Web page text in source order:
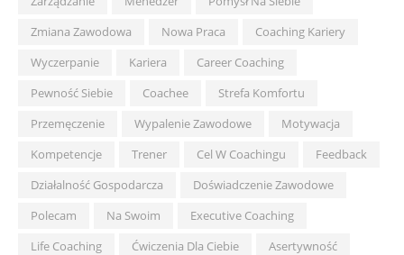
Zmiana Zawodowa
Nowa Praca
Coaching Kariery
Wyczerpanie
Kariera
Career Coaching
Pewność Siebie
Coachee
Strefa Komfortu
Przemęczenie
Wypalenie Zawodowe
Motywacja
Kompetencje
Trener Cel W Coachingu
Feedback
Działalność Gospodarcza
Doświadczenie Zawodowe
Polecam
Na Swoim
Executive Coaching
Life Coaching
Ćwiczenia Dla Ciebie
Asertywność